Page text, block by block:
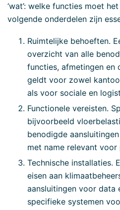
‘wat’: welke functies moet
volgende onderdelen zijn
Ruimtelijke behoeften.
overzicht van alle
functies, afmetingen en
geldt voor zowel
als voor sociale en
Functionele vereisten.
bijvoorbeeld
benodigde
met name relevant voor
Technische installaties.
eisen aan
aansluitingen voor data
specifieke systemen